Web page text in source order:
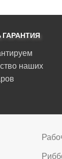
ГАРАНТИЯ
наших